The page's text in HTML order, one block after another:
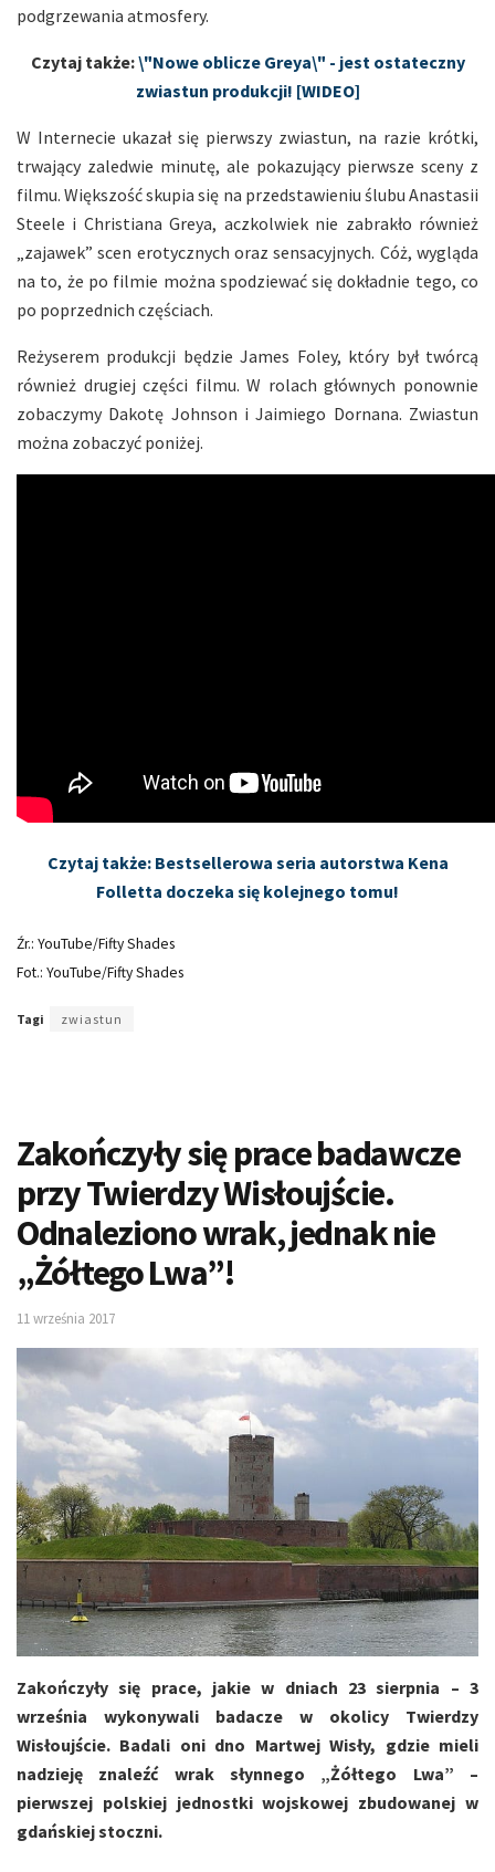
podgrzewania atmosfery.
Czytaj także:\"Nowe oblicze Greya\" - jest ostateczny
zwiastun produkcji! [WIDEO]
W Internecie ukazał się pierwszy zwiastun, na razie krótki,
trwający zaledwie minutę, ale pokazujący pierwsze sceny z
filmu. Większość skupia się na przedstawieniu ślubu Anastasii
Steele i Christiana Greya, aczkolwiek nie zabrakło również
„zajawek” scen erotycznych oraz sensacyjnych. Cóż, wygląda
na to, że po filmie można spodziewać się dokładnie tego, co
po poprzednich częściach.
Reżyserem produkcji będzie James Foley, który był twórcą
również drugiej części filmu. W rolach głównych ponownie
zobaczymy Dakotę Johnson i Jaimiego Dornana. Zwiastun
można zobaczyć poniżej.
Czytaj także: Bestsellerowa seria autorstwa Kena
Folletta doczeka się kolejnego tomu!
Źr.: YouTube/Fifty Shades
Fot.: YouTube/Fifty Shades
Tagi zwiastun
Zakończyły się prace badawcze
przy Twierdzy Wisłoujście.
Odnaleziono wrak, jednak nie
„Żółtego Lwa”!
11 września 2017
Zakończyły się prace, jakie w dniach 23 sierpnia – 3
września wykonywali badacze w okolicy Twierdzy
Wisłoujście. Badali oni dno Martwej Wisły, gdzie mieli
nadzieję znaleźć wrak słynnego „Żółtego Lwa” –
pierwszej polskiej jednostki wojskowej zbudowanej w
gdańskiej stoczni.